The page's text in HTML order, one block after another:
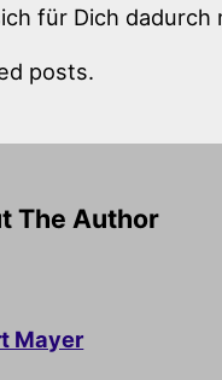
für Dich dadurch
posts.
The Author
Mayer